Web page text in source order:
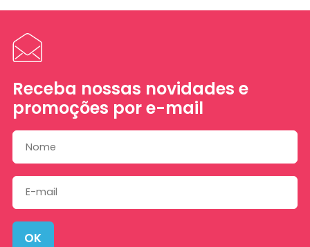
Receba nossas novidades e
promoções por e-mail
OK